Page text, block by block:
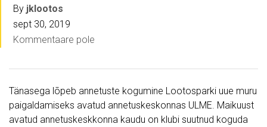
By jklootos
sept 30, 2019
Kommentaare pole
Tänasega lõpeb annetuste kogumine Lootosparki uue muru
paigaldamiseks avatud annetuskeskonnas ULME. Maikuust
avatud annetuskeskkonna kaudu on klubi suutnud koguda